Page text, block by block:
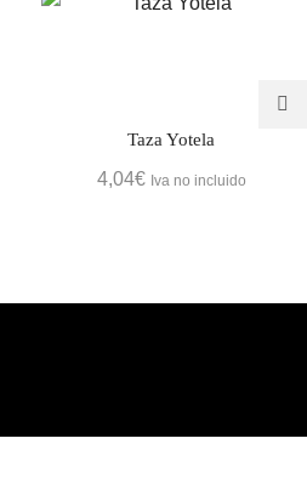
Taza Yotela
4,04€ Iva no incluido